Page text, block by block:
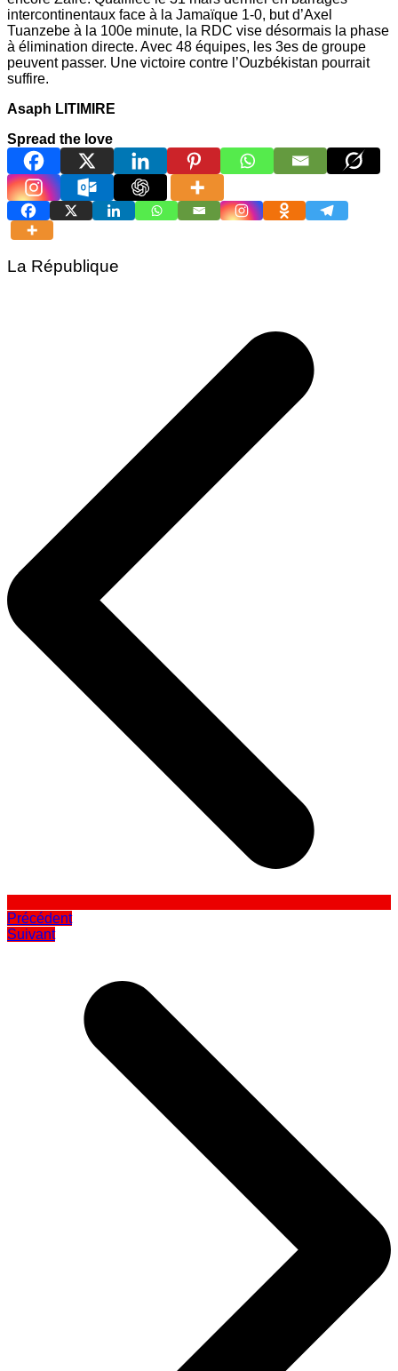
intercontinentaux face à la Jamaïque 1-0, but d’Axel
Tuanzebe à la 100e minute, la RDC vise désormais la phase
à élimination directe. Avec 48 équipes, les 3es de groupe
peuvent passer. Une victoire contre l’Ouzbékistan pourrait
suffire.
Asaph LITIMIRE
Spread the love
La République
Précédent
Suivant